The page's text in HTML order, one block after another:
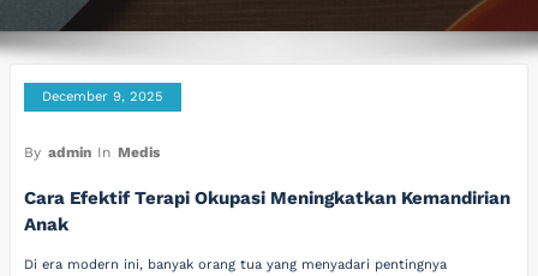
December 9, 2025
By admin In Medis
Cara Efektif Terapi Okupasi Meningkatkan Kemandirian
Anak
Di era modern ini, banyak orang tua yang menyadari pentingnya